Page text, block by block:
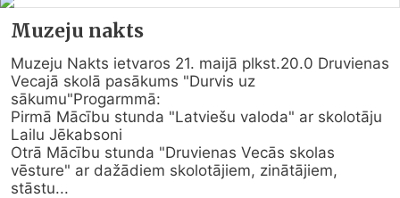
Muzeju nakts
Muzeju Nakts ietvaros 21. maijā plkst.20.0 Druvienas
Vecajā skolā pasākums "Durvis uz
sākumu"Progarmmā:
Pirmā Mācību stunda "Latviešu valoda" ar skolotāju
Lailu Jēkabsoni
Otrā Mācību stunda "Druvienas Vecās skolas
vēsture" ar dažādiem skolotājiem, zinātājiem,
stāstu...